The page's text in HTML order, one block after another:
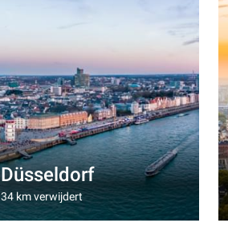
Düsseldorf
34 km verwijdert